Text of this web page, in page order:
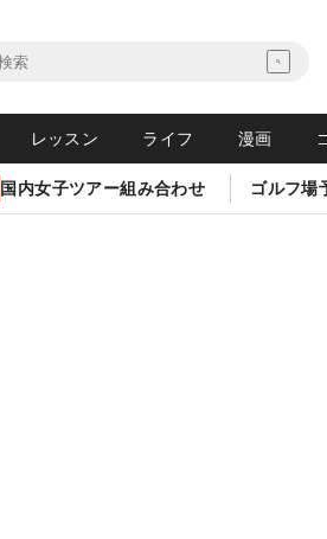
レッスン ライフ 漫画
国内女子ツアー組み合わせ ゴルフ場